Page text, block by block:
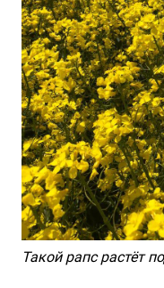
Такой рапс растёт